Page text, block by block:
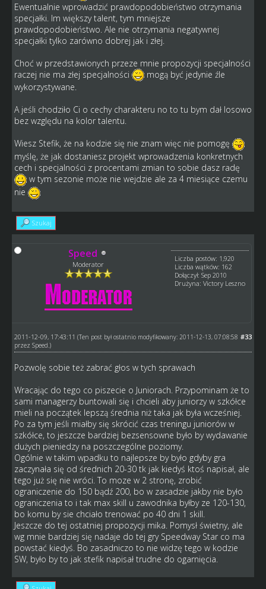
Ewentualnie wprowadzić prawdopodobieństwo otrzymania
specjałki. Im większy talent, tym mniejsze
prawdopodobieństwo. Ale nie otrzymania negatywnej
specjałki tylko zarówno dobrej jak i złej.
Choć w przedstawionych przeze mnie propozycji specjalności
raczej nie ma złej specjalności
mogą być jedynie źle
wykorzystywane.
A jeśli chodziło Ci o cechy charakteru no to tu bym dał losowo
bez względu na kolor talentu.
Wiesz Stefik, że na kodzie się nie znam więc nie pomogę
myślę, że jak dostaniesz projekt wprowadzenia konkretnych
cech i specjalności z procentami zmian to sobie dasz radę
w tym sezonie może nie wejdzie ale za 4 miesiące czemu
nie
Szukaj
Speed
Moderator
Liczba postów: 1,920
Liczba wątków: 162
Dołączył: Sep 2010
Drużyna: Victory Leszno
#33
2011-12-09, 17:43:11 (Ten post był ostatnio modyfikowany: 2011-12-13, 07:08:58
przez Speed .)
Pozwolę sobie też zabrać głos w tych sprawach
Wracając do tego co piszecie o Juniorach. Przypominam że to
sami managerzy buntowali się i chcieli aby juniorzy w szkółce
mieli na początek lepszą średnia niż taka jak była wcześniej.
Po za tym jeśli miałby się skrócić czas treningu juniorów w
szkółce, to jeszcze bardziej bezsensowne było by wydawanie
dużych pieniedzy na poszczególne poziomy.
Ogólnie w takim wpadku to najlepsze by było gdyby gra
zaczynała się od średnich 20-30 tk jak kiedyś ktoś napisał, ale
tego już się nie wróci. To moze w 2 stronę, zrobić
ograniczenie do 150 bądź 200, bo w zasadzie jakby nie było
ograniczenia to i tak max skill u zawodnika byłby ze 120-130,
bo komu by sie chciało trenować po 40 dni 1 skill.
Jeszcze do tej ostatniej propozycji mika. Pomysł świetny, ale
wg mnie bardziej się nadaje do tej gry Speedway Star co ma
powstać kiedyś. Bo zasadniczo to nie widzę tego w kodzie
SW, było by to jak stefik napisał trudne do ogarnięcia.